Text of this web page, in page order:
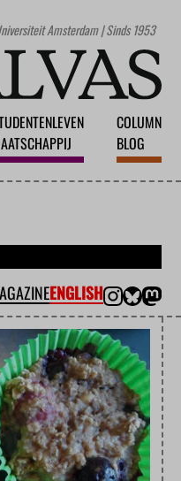
Amsterdam | Sinds 1953
COLUMN
BLOG
ENGLISH